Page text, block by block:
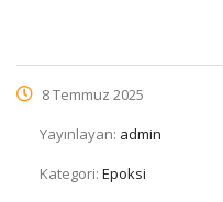
8 Temmuz 2025
Yayınlayan: admin
Kategori: Epoksi